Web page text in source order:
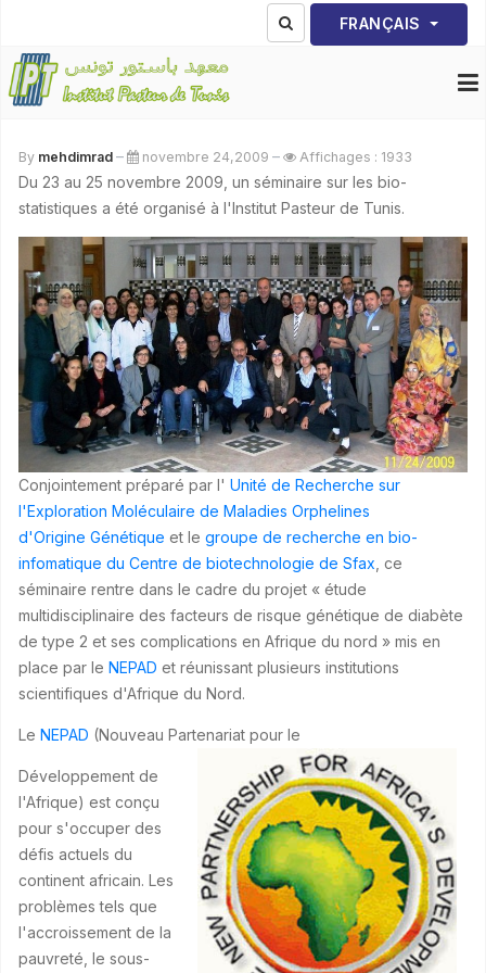
Sélectionnez votre
FRANÇAIS
By mehdimrad novembre 24,2009 Affichages : 1933
Du 23 au 25 novembre 2009, un séminaire sur les bio-
statistiques a été organisé à l'Institut Pasteur de Tunis.
Conjointement préparé par l' Unité de Recherche sur
l'Exploration Moléculaire de Maladies Orphelines
d'Origine Génétique et le groupe de recherche en bio-
infomatique du Centre de biotechnologie de Sfax , ce
séminaire rentre dans le cadre du projet « étude
multidisciplinaire des facteurs de risque génétique de diabète
de type 2 et ses complications en Afrique du nord » mis en
place par le NEPAD et réunissant plusieurs institutions
scientifiques d'Afrique du Nord.
Le NEPAD (Nouveau Partenariat pour le
Développement de
l'Afrique) est conçu
pour s'occuper des
défis actuels du
continent africain. Les
problèmes tels que
l'accroissement de la
pauvreté, le sous-